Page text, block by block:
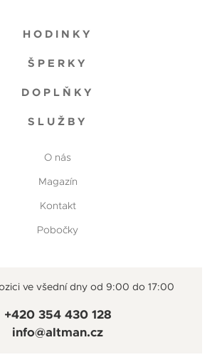
HODINKY
ŠPERKY
DOPLŇKY
SLUŽBY
O nás
Magazín
Kontakt
Pobočky
ve všední dny od 9:00 do 17:00
+420 354 430 128
info@altman.cz